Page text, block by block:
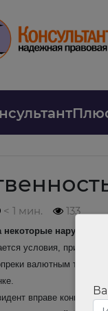
< 1 мин. 133
некоторые
условия, при
валютным
вправе